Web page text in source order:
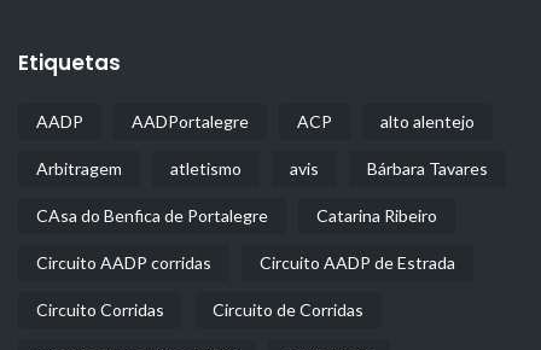
Etiquetas
AADP AADPortalegre ACP alto alentejo
Arbitragem atletismo avis Bárbara Tavares
CAsa do Benfica de Portalegre Catarina Ribeiro
Circuito AADP corridas Circuito AADP de Estrada
Circuito Corridas Circuito de Corridas